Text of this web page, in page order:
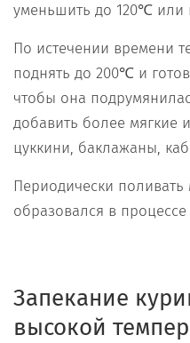
уменьшить до 120℃ или
По истечении времени
поднять до 200℃ и
чтобы она
добавить более мягкие
цуккини, баклажаны,
Периодически
образовался в процессе
Запекание
высокой